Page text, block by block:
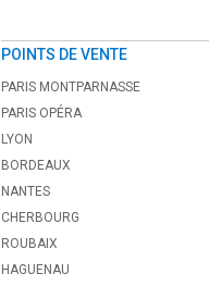
POINTS DE VENTE
PARIS MONTPARNASSE
PARIS OPÉRA
LYON
BORDEAUX
NANTES
CHERBOURG
ROUBAIX
HAGUENAU